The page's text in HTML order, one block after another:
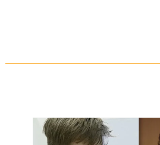
Stipendiumi